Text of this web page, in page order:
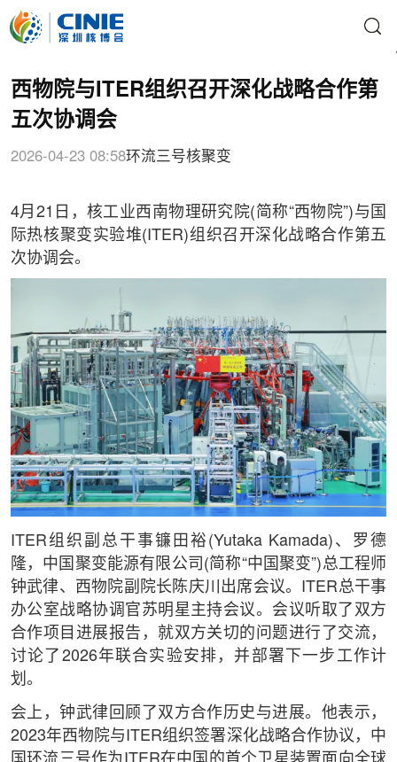
西物院与ITER组织召开深化战略合作第
五次协调会
2026-04-23 08:58环流三号核聚变
4月21日，核工业西南物理研究院(简称“西物院”)与国
际热核聚变实验堆(ITER)组织召开深化战略合作第五
次协调会。
ITER组织副总干事镰田裕(Yutaka Kamada)、罗德
隆，中国聚变能源有限公司(简称“中国聚变”)总工程师
钟武律、西物院副院长陈庆川出席会议。ITER总干事
办公室战略协调官苏明星主持会议。会议听取了双方
合作项目进展报告，就双方关切的问题进行了交流，
讨论了2026年联合实验安排，并部署下一步工作计
划。
会上，钟武律回顾了双方合作历史与进展。他表示，
2023年西物院与ITER组织签署深化战略合作协议，中